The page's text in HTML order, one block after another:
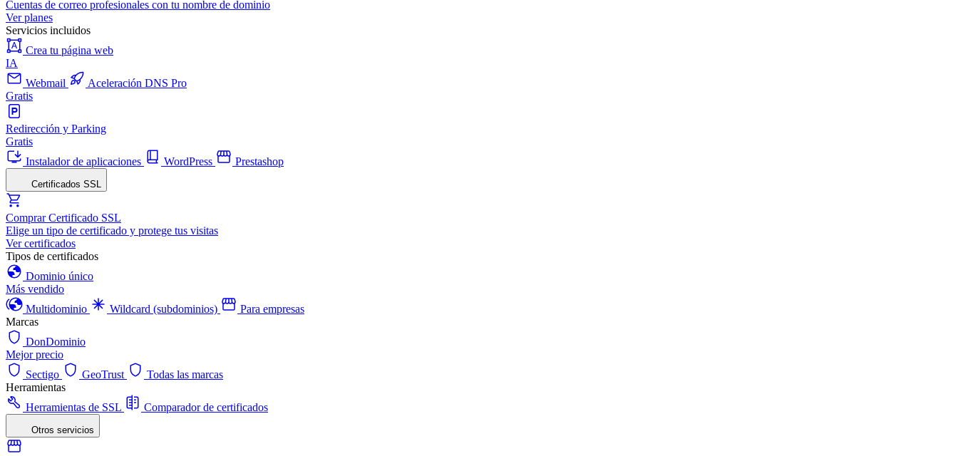
Cuentas de correo profesionales con tu nombre de dominio
Ver planes
Servicios incluidos
Crea tu página web
IA
Webmail
Aceleración DNS Pro
Gratis
Redirección y Parking
Gratis
Instalador de aplicaciones
WordPress Prestashop
Certificados SSL
Comprar Certificado SSL
Elige un tipo de certificado y protege tus visitas
Ver certificados
Tipos de certificados
Dominio único
Más vendido
Multidominio
Wildcard (subdominios)
Para empresas
Marcas
DonDominio
Mejor precio
Sectigo
GeoTrust
Todas las marcas
Herramientas
Herramientas de SSL
Comparador de certificados
Otros servicios